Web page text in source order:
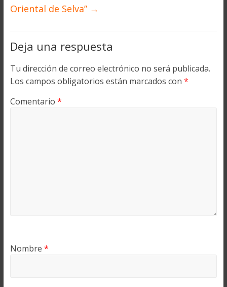
Oriental de Selva” →
Deja una respuesta
Tu dirección de correo electrónico no será publicada.
Los campos obligatorios están marcados con *
Comentario *
Nombre *